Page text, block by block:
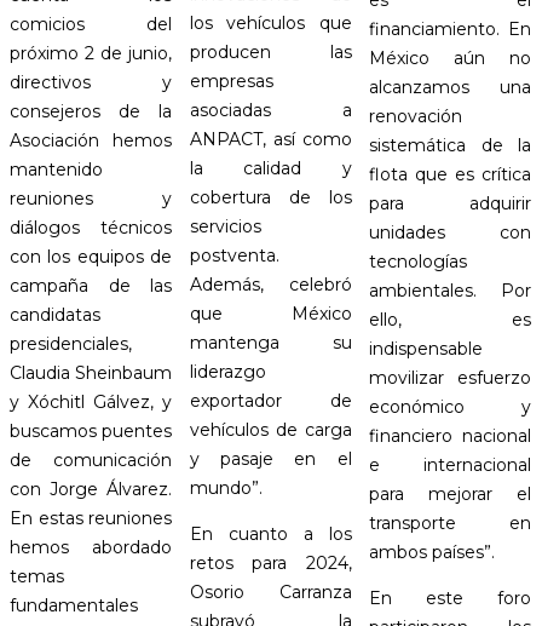
comicios del
próximo 2 de junio,
directivos y
consejeros de la
Asociación hemos
mantenido
reuniones y
diálogos técnicos
con los equipos de
campaña de las
candidatas
presidenciales,
Claudia Sheinbaum
y Xóchitl Gálvez, y
buscamos puentes
de comunicación
con Jorge Álvarez.
En estas reuniones
hemos abordado
temas
fundamentales
los vehículos que
producen las
empresas
asociadas a
ANPACT, así como
la calidad y
cobertura de los
servicios
postventa.
Además, celebró
que México
mantenga su
liderazgo
exportador de
vehículos de carga
y pasaje en el
mundo”.
En cuanto a los
retos para 2024,
Osorio Carranza
subrayó la
financiamiento. En
México aún no
alcanzamos una
renovación
sistemática de la
flota que es crítica
para adquirir
unidades con
tecnologías
ambientales. Por
ello, es
indispensable
movilizar esfuerzo
económico y
financiero nacional
e internacional
para mejorar el
transporte en
ambos países”.
En este foro